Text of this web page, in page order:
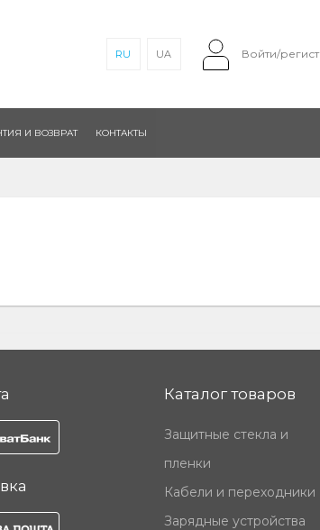
RU UA Войти/
И ВОЗВРАТ КОНТАКТЫ
Каталог товаров
Защитные стекла и
пленки
Кабели и переходники
Зарядные устройства